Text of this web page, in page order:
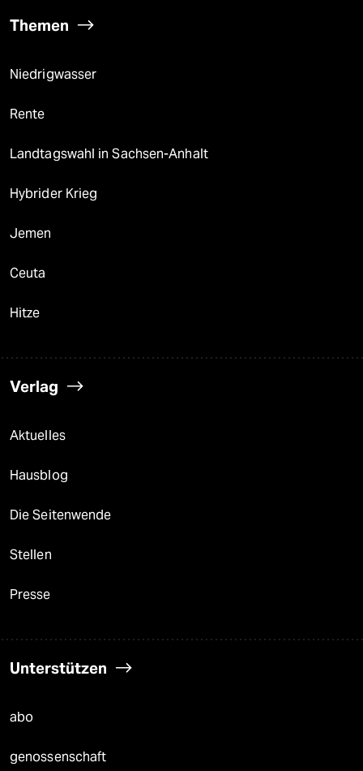
Themen
Niedrigwasser
Rente
Landtagswahl in Sachsen-Anhalt
Hybrider Krieg
Jemen
Ceuta
Hitze
Verlag
Aktuelles
Hausblog
Die Seitenwende
Stellen
Presse
Unterstützen
abo
genossenschaft